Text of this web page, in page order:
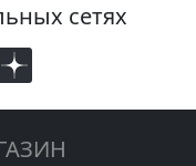
сетях